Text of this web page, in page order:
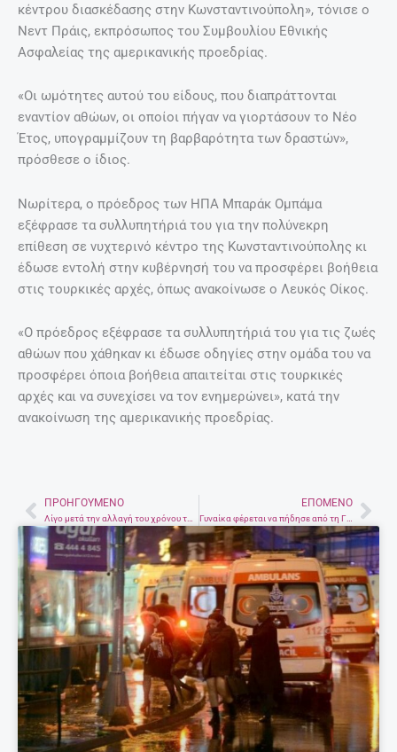
κέντρου διασκέδασης στην Κωνσταντινούπολη», τόνισε ο
Νεντ Πράις, εκπρόσωπος του Συμβουλίου Εθνικής
Ασφαλείας της αμερικανικής προεδρίας.
«Οι ωμότητες αυτού του είδους, που διαπράττονται
εναντίον αθώων, οι οποίοι πήγαν να γιορτάσουν το Νέο
Έτος, υπογραμμίζουν τη βαρβαρότητα των δραστών»,
πρόσθεσε ο ίδιος.
Νωρίτερα, ο πρόεδρος των ΗΠΑ Μπαράκ Ομπάμα
εξέφρασε τα συλλυπητήριά του για την πολύνεκρη
επίθεση σε νυχτερινό κέντρο της Κωνσταντινούπολης κι
έδωσε εντολή στην κυβέρνησή του να προσφέρει βοήθεια
στις τουρκικές αρχές, όπως ανακοίνωσε ο Λευκός Οίκος.
«Ο πρόεδρος εξέφρασε τα συλλυπητήριά του για τις ζωές
αθώων που χάθηκαν κι έδωσε οδηγίες στην ομάδα του να
προσφέρει όποια βοήθεια απαιτείται στις τουρκικές
αρχές και να συνεχίσει να τον ενημερώνει», κατά την
ανακοίνωση της αμερικανικής προεδρίας.
PrevΠΡΟΗΓΟΎΜΕΝΟ ΕΠΌΜΕΝΟ
Γυναίκα φέρεται να πήδησε από τη Γέφυρα Ρίου Αντιρίου χθες το πρωι, Συνεχίζονται οι έρευνες